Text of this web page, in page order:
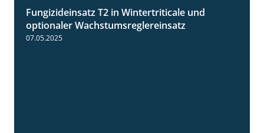
1:56
Fungizideinsatz T2 in Wintertriticale und
optionaler Wachstumsreglereinsatz
07.05.2025